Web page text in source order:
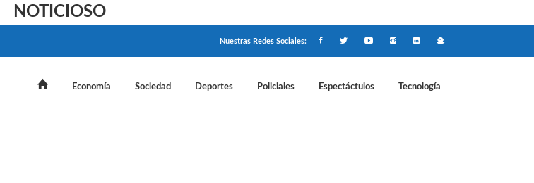
NOTICIOSO
Nuestras Redes Sociales:
Economía Sociedad Deportes Policiales Espectáctulos Tecnología